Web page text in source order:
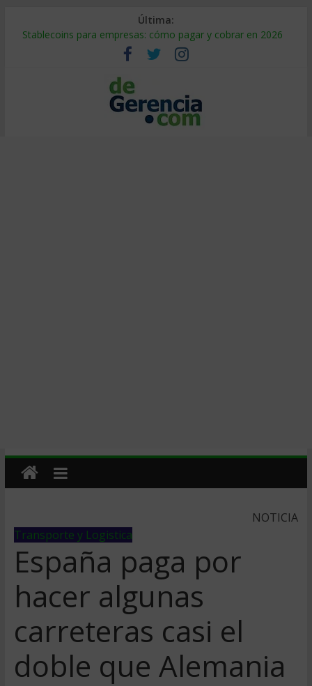
Última:
Stablecoins para empresas: cómo pagar y cobrar en 2026
Despido silencioso: qué es y por qué sale tan caro
IA en selección de personal: cómo auditarla a tiempo
Trabajo forzoso en la cadena de suministro: qué hacer
Mercado hispano de EE. UU.: cómo segmentarlo y venderle
NOTICIA
Transporte y Logistica
España paga por
hacer algunas
carreteras casi el
doble que Alemania